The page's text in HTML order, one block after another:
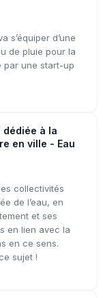
s’équiper d’une
de pluie pour la
par une start-up
à la
en ville - Eau
collectivités
de l’eau, en
et ses
en lien avec la
en ce sens.
sujet !